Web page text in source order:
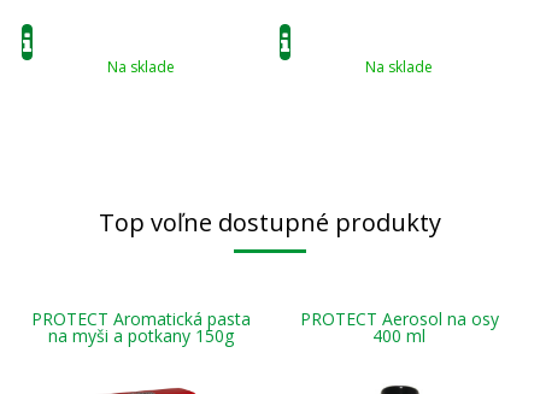
Na sklade Na sklade
Top voľne dostupné produkty
PROTECT Aromatická pasta
na myši a potkany 150g
PROTECT Aerosol na osy
400 ml